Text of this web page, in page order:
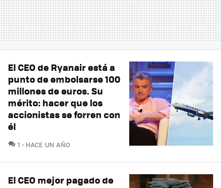
El CEO de Ryanair está a
punto de embolsarse 100
millones de euros. Su
mérito: hacer que los
accionistas se forren con
él
1 COMENTARIOS
HACE UN AÑO
El CEO mejor pagado de